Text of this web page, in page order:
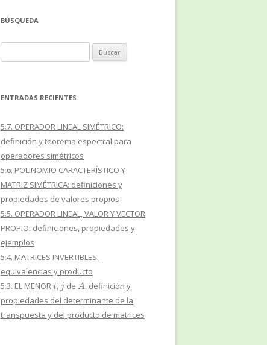
BÚSQUEDA
ENTRADAS RECIENTES
5.7. OPERADOR LINEAL SIMÉTRICO:
definición y teorema espectral para
operadores simétricos
5.6. POLINOMIO CARACTERÍSTICO Y
MATRIZ SIMÉTRICA: definiciones y
propiedades de valores propios
5.5. OPERADOR LINEAL, VALOR Y VECTOR
PROPIO: definiciones, propiedades y
ejemplos
5.4. MATRICES INVERTIBLES:
equivalencias y producto
5.3. EL MENOR i,j de A: definición y
propiedades del determinante de la
transpuesta y del producto de matrices